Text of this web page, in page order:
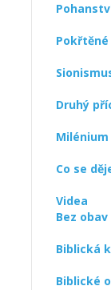
Druhý
Co se
Videa
Bez
Biblická
Biblické